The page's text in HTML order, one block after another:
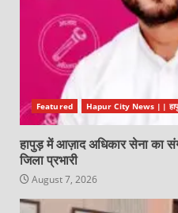
Featured Hapur City News ||
हापुड़ में आज़ाद अधिकार सेना का
जिला प्रभारी
August 7, 2026